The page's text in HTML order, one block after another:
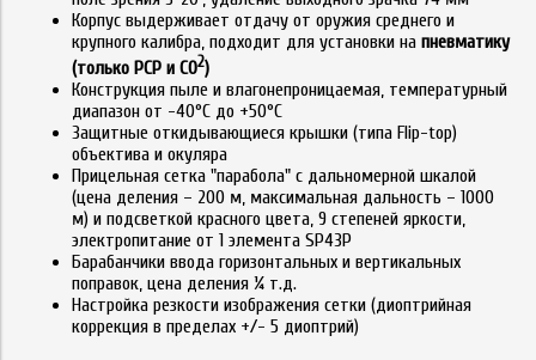
Корпус выдерживает отдачу от оружия среднего и
крупного калибра, подходит для установки на пневматику
(только PCP и CO2)
Конструкция пыле и влагонепроницаемая, температурный
диапазон от -40°C до +50°C
Защитные откидывающиеся крышки (типа Flip-top)
объектива и окуляра
Прицельная сетка "парабола" с дальномерной шкалой
(цена деления – 200 м, максимальная дальность – 1000
м) и подсветкой красного цвета, 9 степеней яркости,
электропитание от 1 элемента SP43P
Барабанчики ввода горизонтальных и вертикальных
поправок, цена деления ¼ т.д.
Настройка резкости изображения сетки (диоптрийная
коррекция в пределах +/- 5 диоптрий)